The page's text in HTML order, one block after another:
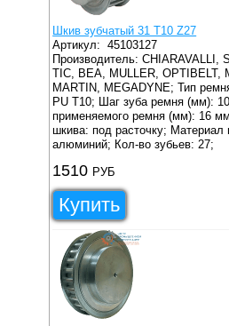
Шкив зубчатый 31 T10 Z27
Артикул:45103127
Производитель: CHIARAVALLI,
TIC, BEA, MULLER, OPTIBELT,
MARTIN, MEGADYNE; Тип
PU T10; Шаг зуба ремня (мм):
применяемого ремня (мм): 16
шкива: под расточку; Материал
алюминий; Кол-во зубьев: 27;
1510 РУБ
Купить